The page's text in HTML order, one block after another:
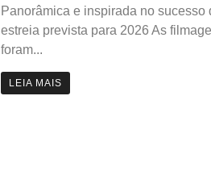
Panorâmica e inspirada no sucesso
estreia prevista para 2026 As
foram...
LEIA MAIS